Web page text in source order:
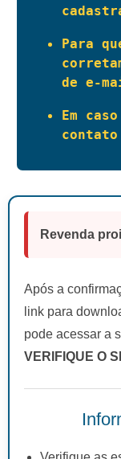
Para
de e-
Em
Revenda
Após a
link para
pode acessar a
VERIFIQUE O